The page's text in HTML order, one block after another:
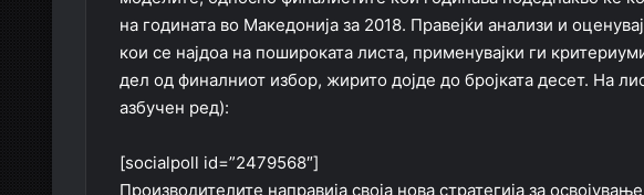
на годината во Македонија за 2018. Правејќи анализи и
кои се најдоа на пошироката листа, применувајки ги
дел од финалниот избор, жирито дојде до бројката десет. На
азбучен ред):
[socialpoll id=”2479568″]
Производителите направија своја нова стратегија за